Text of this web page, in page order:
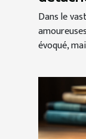
dans
Dans le
évoqué,